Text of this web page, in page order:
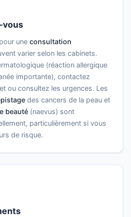
vous
une consultation
varier selon les cabinets.
(réaction allergique
importante), contactez
ou consultez les urgences. Les
des cancers de la peau et
beauté (naevus) sont
particulièrement si vous
de risque.